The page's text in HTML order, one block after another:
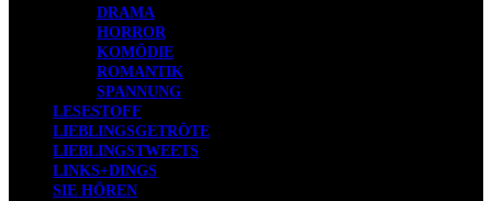
DRAMA
HORROR
KOMÖDIE
ROMANTIK
SPANNUNG
LESESTOFF
LIEBLINGSGETRÖTE
LIEBLINGSTWEETS
LINKS+DINGS
SIE HÖREN